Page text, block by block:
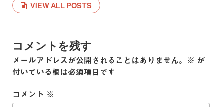
VIEW ALL POSTS
コメントを残す
メールアドレスが公開されることはありません。 ※ が
付いている欄は必須項目です
コメント ※